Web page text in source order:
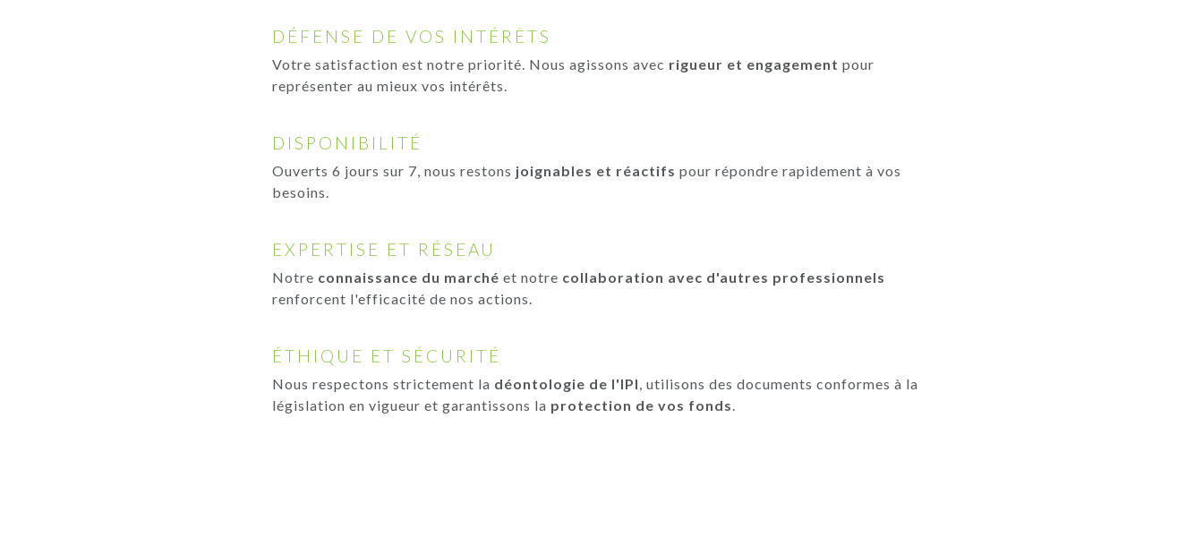
DÉFENSE DE VOS INTÉRÊTS
Votre satisfaction est notre priorité. Nous agissons avec rigueur et engagement pour
représenter au mieux vos intérêts.
DISPONIBILITÉ
Ouverts 6 jours sur 7, nous restons joignables et réactifs pour répondre rapidement à vos
besoins.
EXPERTISE ET RÉSEAU
Notre connaissance du marché et notre collaboration avec d'autres professionnels
renforcent l'efficacité de nos actions.
ÉTHIQUE ET SÉCURITÉ
Nous respectons strictement la déontologie de l'IPI, utilisons des documents conformes à la
législation en vigueur et garantissons la protection de vos fonds.